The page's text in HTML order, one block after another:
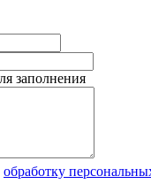
заполнения
обработку